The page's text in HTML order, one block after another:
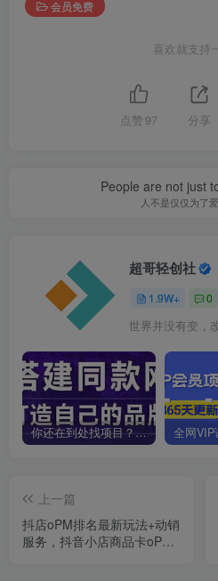
会员免费
喜欢就支持
点赞 97 分享
People are not just
人不是仅仅为了
超哥轻创社
1.9W+ 0
世界并没有变，
你还在到处找项目？还在当韭菜？我靠卖项目一个月收入5万+，曾经我也是个失败者。
上一篇
抖店oPM排名最新玩法+动销
服务，抖音小店商品卡oPM